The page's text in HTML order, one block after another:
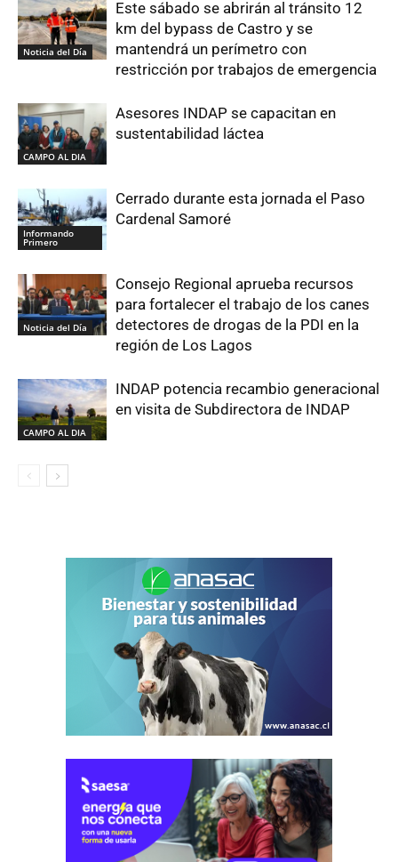
Noticia del Día
Este sábado se abrirán al tránsito 12
km del bypass de Castro y se
mantendrá un perímetro con
restricción por trabajos de emergencia
CAMPO AL DIA
Asesores INDAP se capacitan en
sustentabilidad láctea
Informando
Primero
Cerrado durante esta jornada el Paso
Cardenal Samoré
Noticia del Día
Consejo Regional aprueba recursos
para fortalecer el trabajo de los canes
detectores de drogas de la PDI en la
región de Los Lagos
CAMPO AL DIA
INDAP potencia recambio generacional
en visita de Subdirectora de INDAP